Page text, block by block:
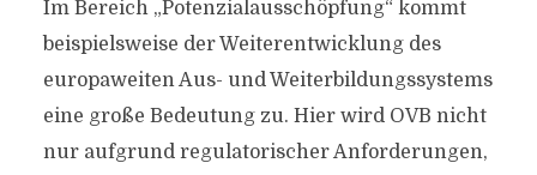
Im Bereich „Potenzialausschöpfung“ kommt
beispielsweise der Weiterentwicklung des
europaweiten Aus- und Weiterbildungssystems
eine große Bedeutung zu. Hier wird OVB nicht
nur aufgrund regulatorischer Anforderungen,